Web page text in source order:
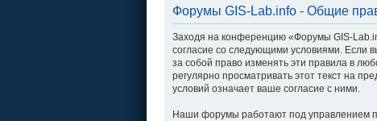
Форумы GIS-Lab.info - Общие
Заходя на конференцию «Форумы GIS-
согласие со следующими условиями. Если
за собой право изменять эти правила в
регулярно просматривать этот текст на
условий означает ваше согласие с ними.
Наши форумы работают под управлением